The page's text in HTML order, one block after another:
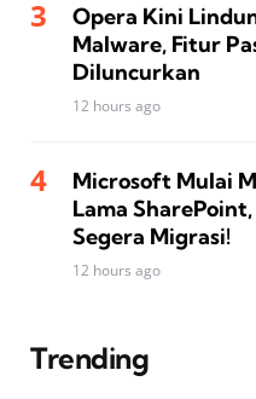
Opera Kini
Malware, Fitur
Diluncurkan
12 hours ago
Microsoft Mulai
Lama
Segera Migrasi!
12 hours ago
Trending